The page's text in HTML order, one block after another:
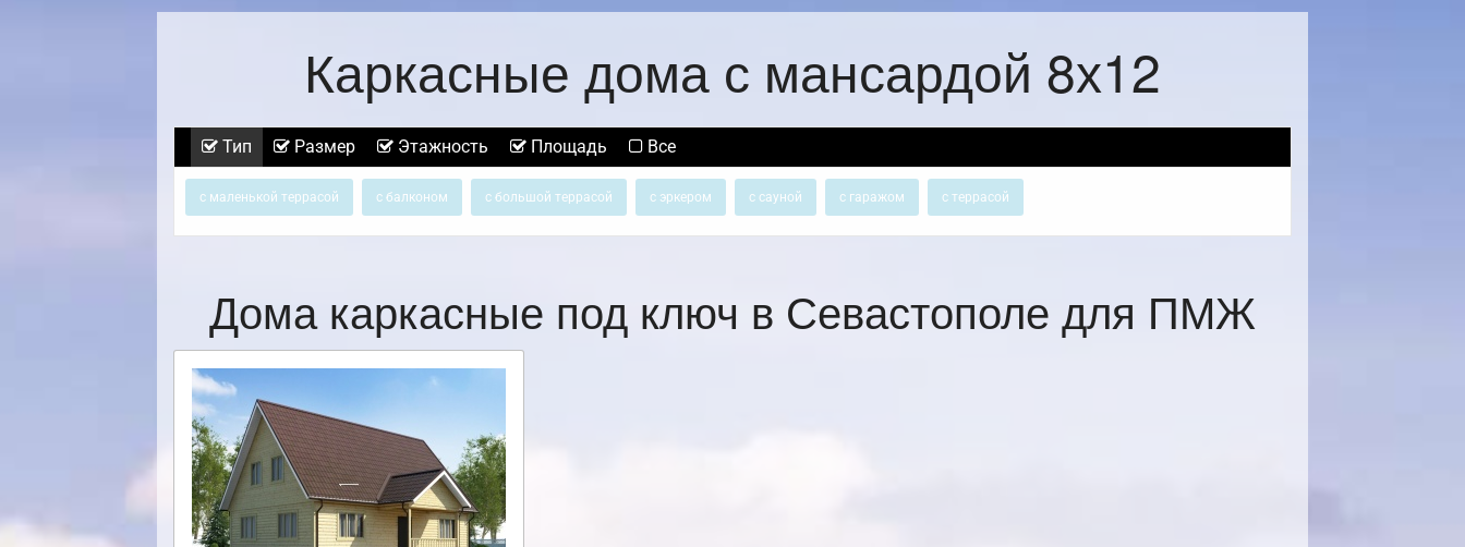
Каркасные дома с мансардой 8х12
Тип Размер Этажность Площадь Все
с маленькой террасой с балконом с большой террасой с эркером с сауной с гаражом с террасой
Дома каркасные под ключ в Севастополе для ПМЖ